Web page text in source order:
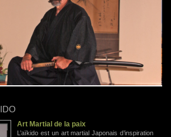
Art Martial de la paix
L’aïkido est un art martial Japonais d’inspiration